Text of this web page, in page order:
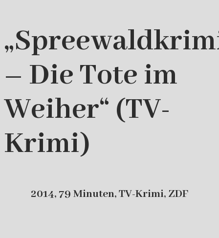
– Die Tote im
Weiher“ (TV-
Krimi)
2014, 79 Minuten, TV-Krimi, ZDF